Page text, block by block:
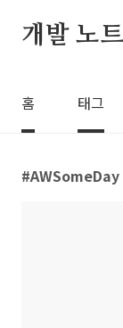
개발 노트
홈 태그
AWSomeDay